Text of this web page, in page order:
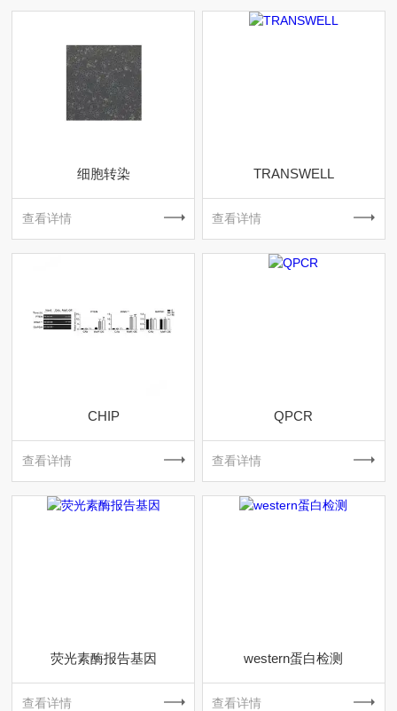
细胞转染
查看详情
TRANSWELL
查看详情
CHIP
查看详情
QPCR
查看详情
荧光素酶报告基因
查看详情
western蛋白检测
查看详情